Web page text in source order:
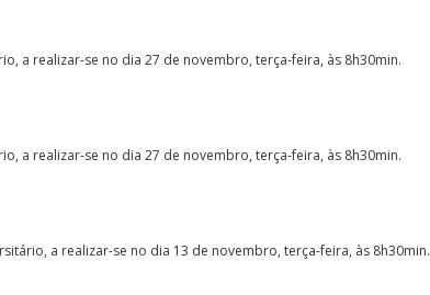
a realizar-se no dia 27 de novembro, terça-feira, às 8h30min.
a realizar-se no dia 27 de novembro, terça-feira, às 8h30min.
a realizar-se no dia 13 de novembro, terça-feira, às 8h30min.